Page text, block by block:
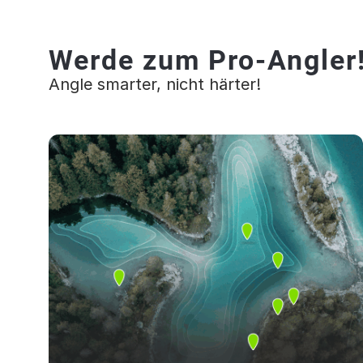
Werde zum Pro-
Angle smarter, nicht härter!